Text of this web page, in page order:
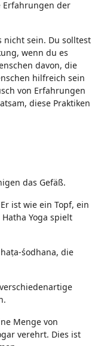
Erfahrungen der
nicht sein. Du solltest
wenn du es
davon, die
hilfreich sein
von Erfahrungen
diese Praktiken
das Gefäß.
ist wie ein Topf, ein
Yoga spielt
śodhana, die
Menge von
verehrt. Dies ist